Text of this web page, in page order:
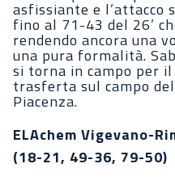
asfissiante e l’attacco
fino al 71-43 del 26’
rendendo ancora una
una pura formalità.
si torna in campo per
trasferta sul campo
Piacenza.
ELAchem Vigevano-
(18-21, 49-36, 79-50)